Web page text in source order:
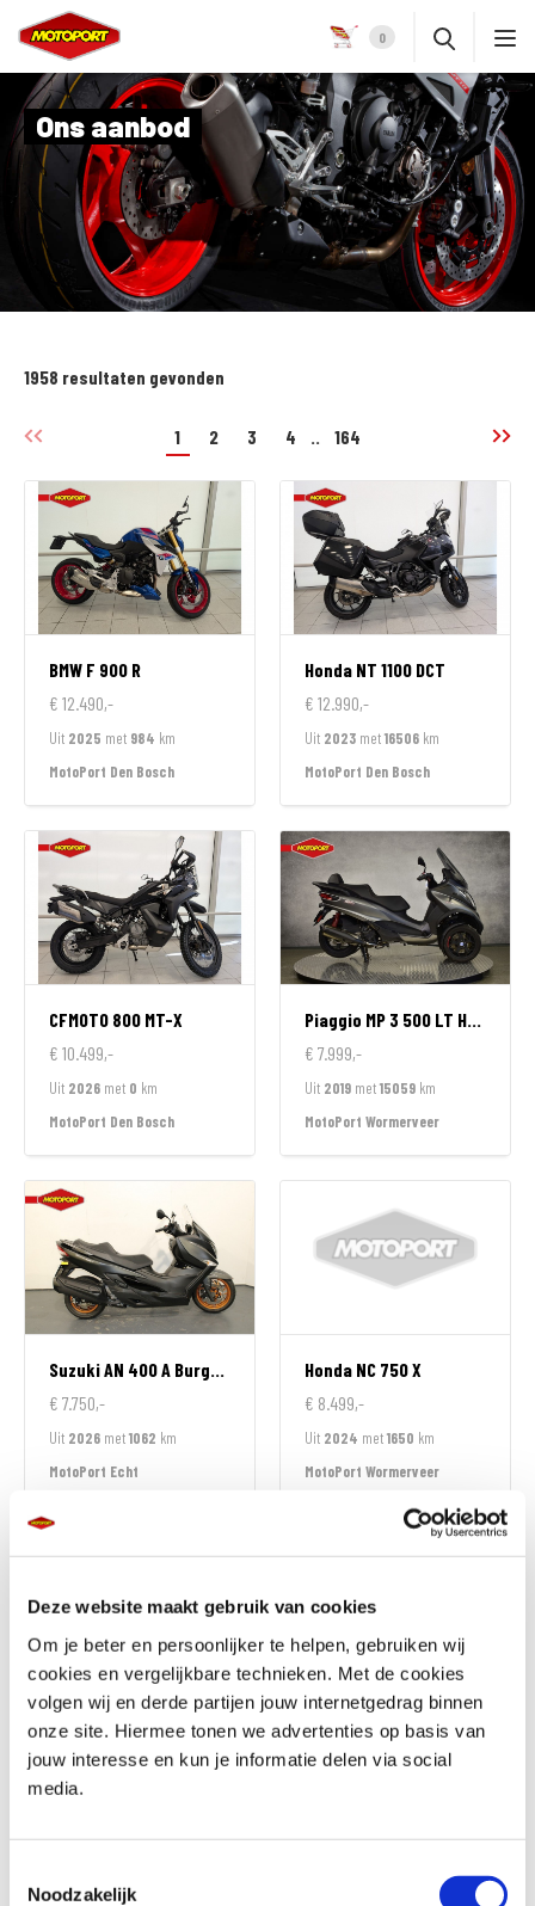
Deze website maakt gebruik van cookies
Om je beter en persoonlijker te helpen, gebruiken wij
cookies en vergelijkbare technieken. Met de cookies
volgen wij en derde partijen jouw internetgedrag binnen
onze site. Hiermee tonen we advertenties op basis van
jouw interesse en kun je informatie delen via social
media.
Noodzakelijk
0
Ons aanbod
1958 resultaten gevonden
1 2 3 4 .. 164
BMW F 900 R
€ 12.490,-
Uit 2025 met 984 km
MotoPort Den Bosch
Honda NT 1100 DCT
€ 12.990,-
Uit 2023 met16506 km
MotoPort Den Bosch
CFMOTO 800 MT-X
€ 10.499,-
Uit 2026 met 0 km
MotoPort Den Bosch
Piaggio MP 3 500 LT HPE SPORT
€ 7.999,-
Uit 2019 met15059 km
MotoPort Wormerveer
SuzukiAN 400 A Burgman
€ 7.750,-
Uit 2026 met1062 km
MotoPort Echt
Honda NC 750 X
€ 8.499,-
Uit 2024 met1650 km
MotoPort Wormerveer
Honda FORZA 350
€ 6.390,-
Uit2024
Honda
WN 07
€ 15.799,-